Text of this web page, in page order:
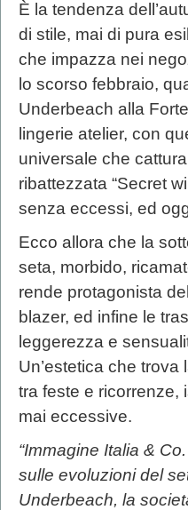
È la tendenza
di stile, mai di pura
che impazza nei
lo scorso febbraio,
Underbeach alla
lingerie atelier, con
universale che
ribattezzata “Secret
senza eccessi, ed
Ecco allora che la
seta, morbido,
rende protagonista
blazer, ed infine le
leggerezza e
Un’estetica che
tra feste e ricorrenze,
mai eccessive.
“Immagine Italia &
sulle evoluzioni del
Underbeach, la